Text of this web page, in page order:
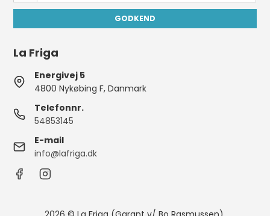
GODKEND
La Friga
Energivej 5
4800 Nykøbing F, Danmark
Telefonnr.
54853145
E-mail
info@lafriga.dk